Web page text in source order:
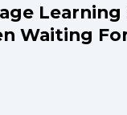
Waiting